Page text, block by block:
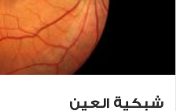
شبكية العين